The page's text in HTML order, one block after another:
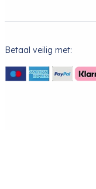
Betaal veilig met: